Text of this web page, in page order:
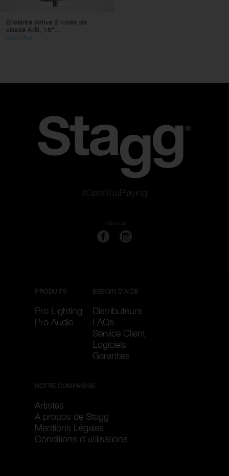
Enceinte active 2 voies de
classe A/B, 15"...
KMS15-0
#GetsYouPlaying
Follow us
PRODUITS
Pro Lighting
Pro Audio
BESOIN D'AIDE
Distributeurs
FAQs
Service Client
Logiciels
Garanties
NOTRE COMPAGNIE
Artistes
A propos de Stagg
Mentions Légales
Conditions d'utilisations